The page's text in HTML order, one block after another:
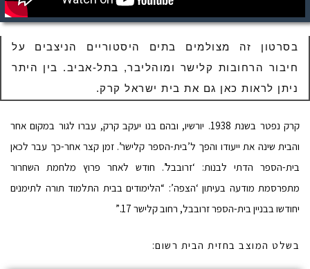
בסרטון זה מצולמים בתים היסטוריים הניצבים על
חיבור הרחובות קלישר ומוהליבר, בתל-אביב. בין היתר
ניתן לראות כאן גם את בית ישראל קרק.
קרק נפטר בשנת 1938. יורשיו, ובהם בנו יעקב קרק, עברו לגור במקום אחר
והבית שינה את ייעודו והפך ל’בית-הספר קלישר’. זמן קצר אחר-כך עבר לכאן
בית-הספר הדתי לבנות: ‘זרובבל’. חודש לאחר פרוץ מלחמת השחרור
מתפרסמת מודעה בעיתון ‘הצפה’: “הלימודים בבית התלמוד תורה לתימנים
יחודשו בבניין בית-הספר זרובבל, רחוב קלישר 17.”
בשלט המוצב בחזית הבית רשום: